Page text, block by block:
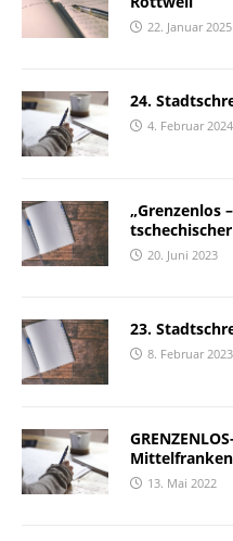
22. Januar 2025
24.
4. Februar 2024
„Grenzenlos
20. Juni 2023
23.
8. Februar 2023
Mittelfranken
13. Mai 2022